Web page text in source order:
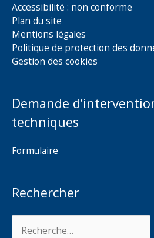
Accessibilité : non conforme
Plan du site
Mentions légales
Politique de protection des
Gestion des cookies
Demande
techniques
Formulaire
Rechercher